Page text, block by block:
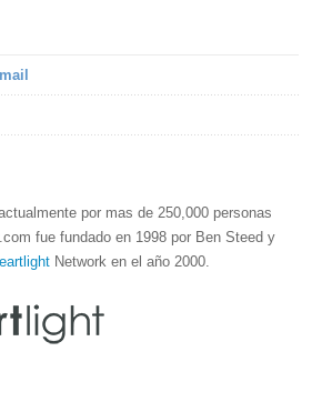
por mas de 250,000 personas
fue fundado en 1998 por Ben Steed y
Network en el año 2000.